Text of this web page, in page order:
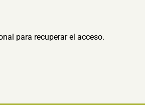
para recuperar el acceso.